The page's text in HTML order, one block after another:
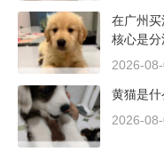
在广州买
核心是分
本地犬
方和真
2026-
黄猫是
2026-